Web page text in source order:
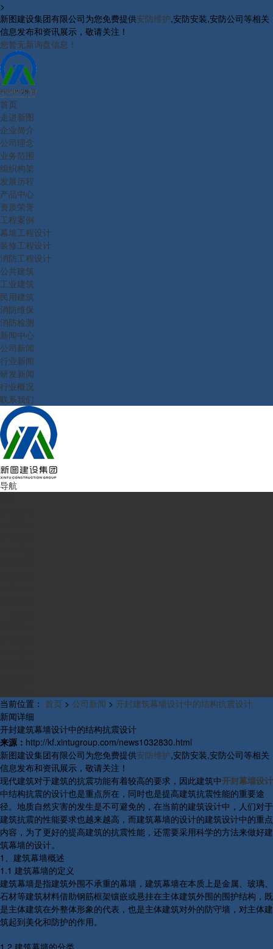
>
新图建设集团有限公司为您免费提供安防维护,安防安装,安防公司等相关
信息发布和资讯展示，敬请关注！
您暂无新询盘信息！
首页
走进新图
企业简介
公司理念
业务范围
组织构架
发展历程
产品中心
资质荣誉
工程案例
幕墙工程设计
装修工程设计
消防工程设计
公共建筑
工业建筑
民用建筑
消防维保
消防检测
新闻中心
公司新闻
行业新闻
研发新闻
行业概况
联系我们
导航
当前位置： 首页 > 公司新闻 > 开封建筑幕墙设计中的结构抗震设计
新闻详细
开封建筑幕墙设计中的结构抗震设计
来源： http://kf.xintugroup.com/news1032830.html
新图建设集团有限公司为您免费提供安防维护,安防安装,安防公司等相关
信息发布和资讯展示，敬请关注！
现代建筑对于建筑的抗震功能有着较高的要求，因此建筑中开封幕墙设计
中结构抗震的设计也是重点所在，同时也是提高建筑抗震性能的重要途
径。地质自然灾害的发生是不可避免的，在当前的建筑设计中，人们对于
建筑抗震的性能要求也越来越高，而建筑幕墙的设计的建筑设计中的重点
内容，为了更好的提高建筑的抗震性能，还需要采用科学的方法来做好建
筑幕墙的设计。
1、建筑幕墙概述
1.1 建筑幕墙的定义
建筑幕墙是指建筑外围不承重的幕墙，建筑幕墙在本质上是金属、玻璃、
石材等建筑材料借助钢筋框架镶嵌或悬挂在主体建筑外围的围护结构，既
是主体建筑在外整体形象的代表，也是主体建筑对外的防守墙，对主体建
筑起到美化和防护的作用。
1.2 建筑幕墙的分类